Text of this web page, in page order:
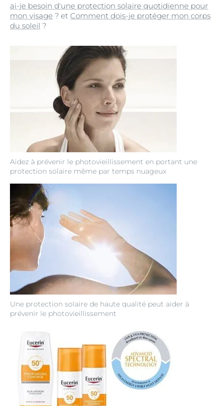
Aidez à prévenir le photovieillissement en portant une
protection solaire même par temps nuageux
Une protection solaire de haute qualité peut aider à
prévenir le photovieillissement
ai-je besoin d'une protection solaire quotidienne pour
mon visage ? et Comment dois-je protéger mon corps
du soleil ?